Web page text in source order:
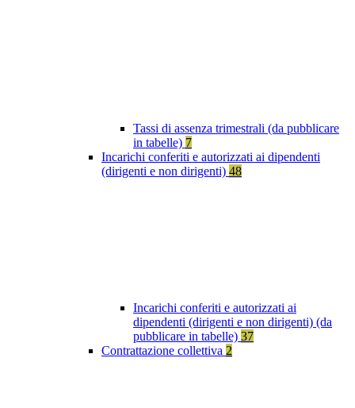
Tassi di assenza trimestrali (da pubblicare
in tabelle) 7
Incarichi conferiti e autorizzati ai dipendenti
(dirigenti e non dirigenti) 48
Incarichi conferiti e autorizzati ai
dipendenti (dirigenti e non dirigenti) (da
pubblicare in tabelle) 37
Contrattazione collettiva 2